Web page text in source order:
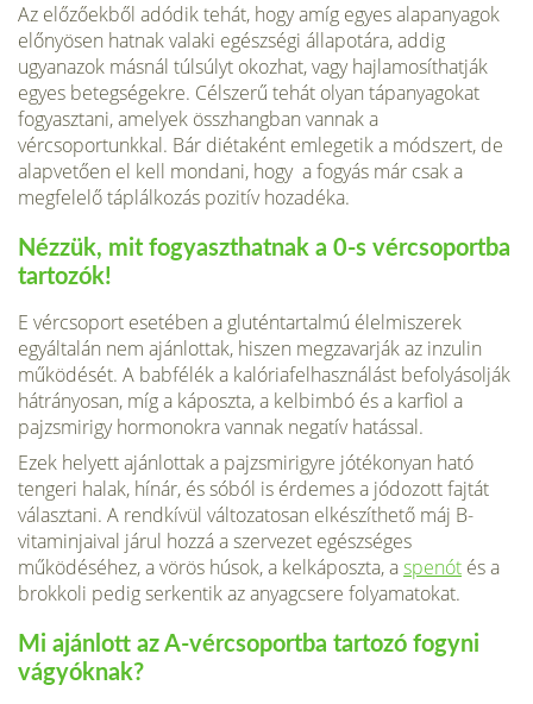
Az előzőekből adódik tehát, hogy amíg egyes alapanyagok
előnyösen hatnak valaki egészségi állapotára, addig
ugyanazok másnál túlsúlyt okozhat, vagy hajlamosíthatják
egyes betegségekre. Célszerű tehát olyan tápanyagokat
fogyasztani, amelyek összhangban vannak a
vércsoportunkkal. Bár diétaként emlegetik a módszert, de
alapvetően el kell mondani, hogy a fogyás már csak a
megfelelő táplálkozás pozitív hozadéka.
Nézzük, mit fogyaszthatnak a 0-s vércsoportba
tartozók!
E vércsoport esetében a gluténtartalmú élelmiszerek
egyáltalán nem ajánlottak, hiszen megzavarják az inzulin
működését. A babfélék a kalóriafelhasználást befolyásolják
hátrányosan, míg a káposzta, a kelbimbó és a karfiol a
pajzsmirigy hormonokra vannak negatív hatással.
Ezek helyett ajánlottak a pajzsmirigyre jótékonyan ható
tengeri halak, hínár, és sóból is érdemes a jódozott fajtát
választani. A rendkívül változatosan elkészíthető máj B-
vitaminjaival járul hozzá a szervezet egészséges
működéséhez, a vörös húsok, a kelkáposzta, aspenót és a
brokkoli pedig serkentik az anyagcsere folyamatokat.
Mi ajánlott az A-vércsoportba tartozó fogyni
vágyóknak?